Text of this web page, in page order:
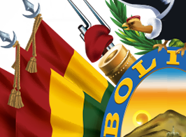
y denuncias en contra de